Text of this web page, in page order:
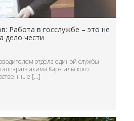
Работа в госслужбе – это не
дело чести
отдела единой службы
акима Каратальского
[…]